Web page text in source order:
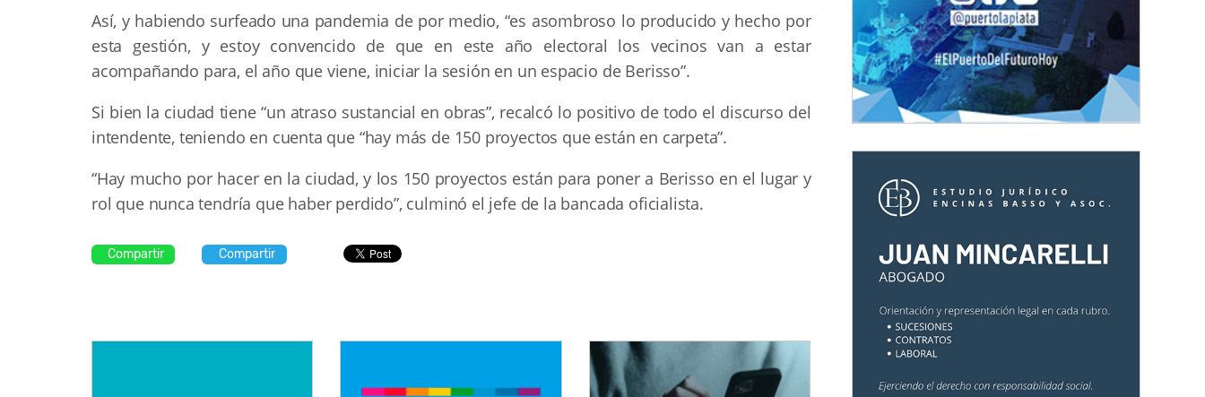
Así, y habiendo surfeado una pandemia de por medio, “es asombroso lo producido y hecho por
esta gestión, y estoy convencido de que en este año electoral los vecinos van a estar
acompañando para, el año que viene, iniciar la sesión en un espacio de Berisso”.
Si bien la ciudad tiene “un atraso sustancial en obras”, recalcó lo positivo de todo el discurso del
intendente, teniendo en cuenta que “hay más de 150 proyectos que están en carpeta”.
“Hay mucho por hacer en la ciudad, y los 150 proyectos están para poner a Berisso en el lugar y
rol que nunca tendría que haber perdido”, culminó el jefe de la bancada oficialista.
Compartir Compartir